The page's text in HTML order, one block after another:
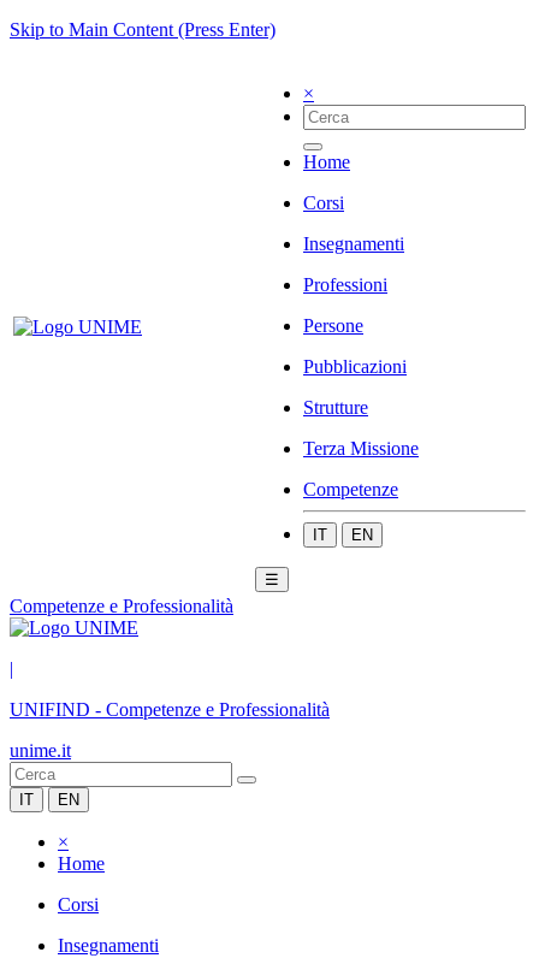
Skip to Main Content (Press Enter)
×
Home
Corsi
Insegnamenti
Professioni
Persone
Pubblicazioni
Strutture
Terza Missione
Competenze
IT EN
☰
Competenze e Professionalità
|
UNIFIND - Competenze e Professionalità
unime.it
IT EN
×
Home
Corsi
Insegnamenti